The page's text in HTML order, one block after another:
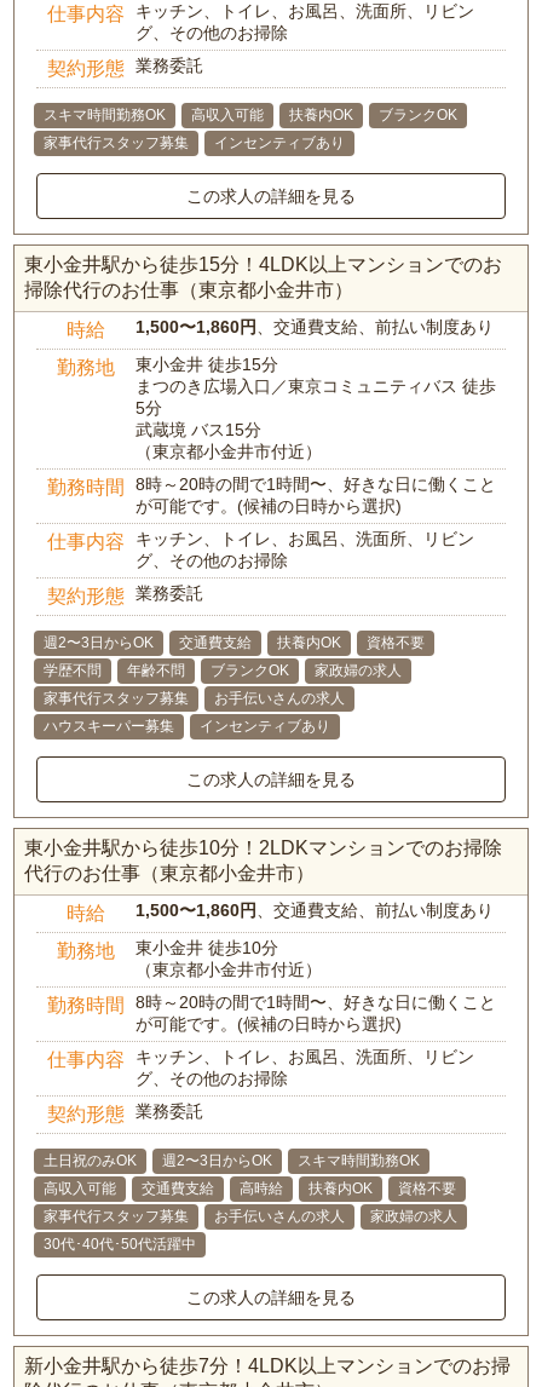
仕事内容
キッチン、トイレ、お風呂、洗面所、リビン
グ、その他のお掃除
契約形態 業務委託
スキマ時間勤務OK 高収入可能 扶養内OK
ブランクOK
家事代行スタッフ募集
インセンティブあり
この求人の詳細を見る
東小金井駅から徒歩15分！4LDK以上マンションでのお
掃除代行のお仕事（東京都小金井市）
時給 1,500〜1,860円 、交通費支給、前払い制度あり
勤務地
東小金井 徒歩15分
まつのき広場入口／東京コミュニティバス 徒歩
5分
武蔵境 バス15分
（東京都小金井市付近）
勤務時間
8時～20時の間で1時間〜、好きな日に働くこと
が可能です。(候補の日時から選択)
仕事内容
キッチン、トイレ、お風呂、洗面所、リビン
グ、その他のお掃除
契約形態 業務委託
週2〜3日からOK 交通費支給 扶養内OK
資格不要
学歴不問
年齢不問 ブランクOK
家政婦の求人
家事代行スタッフ募集
お手伝いさんの求人
ハウスキーパー募集
インセンティブあり
この求人の詳細を見る
東小金井駅から徒歩10分！2LDKマンションでのお掃除
代行のお仕事（東京都小金井市）
時給 1,500〜1,860円 、交通費支給、前払い制度あり
勤務地
東小金井 徒歩10分
（東京都小金井市付近）
勤務時間
8時～20時の間で1時間〜、好きな日に働くこと
が可能です。(候補の日時から選択)
仕事内容
キッチン、トイレ、お風呂、洗面所、リビン
グ、その他のお掃除
契約形態 業務委託
土日祝のみOK 週2〜3日からOK
スキマ時間勤務OK
高収入可能
交通費支給 高時給 扶養内OK
資格不要
家事代行スタッフ募集
お手伝いさんの求人
家政婦の求人
30代･40代･50代活躍中
この求人の詳細を見る
新小金井駅から徒歩7分！4LDK以上マンションでのお掃